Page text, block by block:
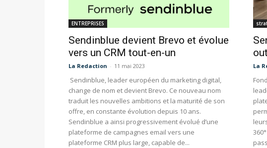
ENTREPRISES
Sendinblue devient Brevo et évolue
vers un CRM tout-en-un
La Redaction - 11 mai 2023
Sendinblue, leader européen du marketing digital,
change de nom et devient Brevo. Ce nouveau nom
traduit les nouvelles ambitions et la maturité de son
offre, en constante évolution depuis 10 ans.
Sendinblue a ainsi progressivement évolué d’une
plateforme de campagnes email vers une
plateforme CRM plus large, capable de...
La